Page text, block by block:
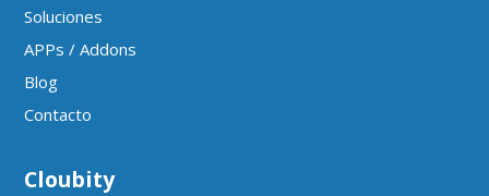
Soluciones
APPs / Addons
Blog
Contacto
Cloubity